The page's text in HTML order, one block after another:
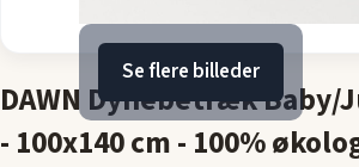
Se flere billeder
DAWN Dynebetræk Baby/
- 100x140 cm - 100%